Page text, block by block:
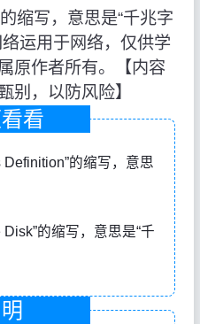
缩写，意思是“千兆字
运用于网络，仅供学
原作者所有。【内容
别，以防风险】
看
Definition”的缩写，意思
Disk”的缩写，意思是“千